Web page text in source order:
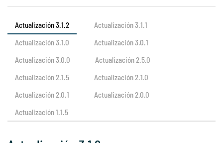
Actualización 3.1.2
Actualización 3.1.1
Actualización 3.1.0
Actualización 3.0.1
Actualización 3.0.0
Actualización 2.5.0
Actualización 2.1.5
Actualización 2.1.0
Actualización 2.0.1
Actualización 2.0.0
Actualización 1.1.5